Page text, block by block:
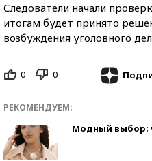
Следователи начали
итогам будет принято
возбуждения уголовного
0 0
РЕКОМЕНДУЕМ:
Модный выбор: